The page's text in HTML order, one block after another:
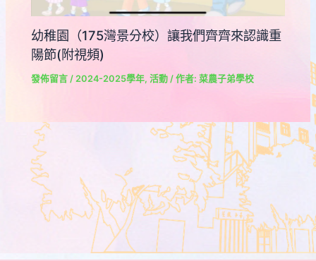
幼稚園（175灣景分校）讓我們齊齊來認識重
陽節(附視頻)
發佈留言 /2024-2025學年,活動 / 作者:菜農子弟學校